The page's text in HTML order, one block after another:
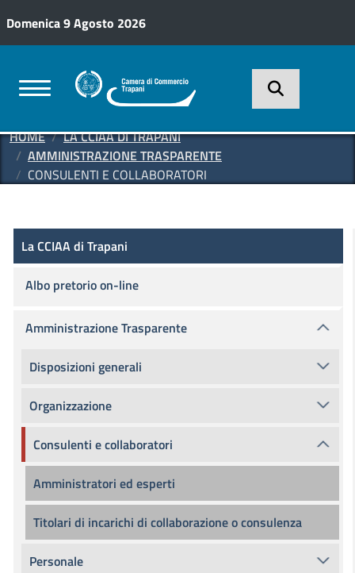
Domenica 9 Agosto 2026
HOME
LA CCIAA DI TRAPANI
AMMINISTRAZIONE TRASPARENTE
CONSULENTI E COLLABORATORI
Amministrazione Trasparente
La CCIAA di Trapani
La CCIAA di Trapani
Albo pretorio on-line
Amministrazione Trasparente
Disposizioni generali
Organizzazione
Consulenti e collaboratori
Amministratori ed esperti
Titolari di incarichi di collaborazione o consulenza
Personale